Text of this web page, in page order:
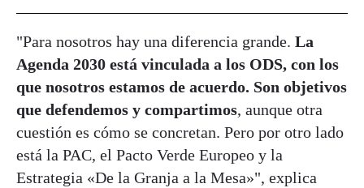
"Para nosotros hay una diferencia grande. La
Agenda 2030 está vinculada a los ODS, con los
que nosotros estamos de acuerdo. Son objetivos
que defendemos y compartimos, aunque otra
cuestión es cómo se concretan. Pero por otro lado
está la PAC, el Pacto Verde Europeo y la
Estrategia «De la Granja a la Mesa»", explica